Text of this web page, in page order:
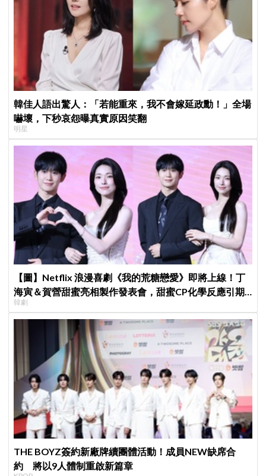
韓佳人語出驚人：「若能重來，我不會嫁延政勳！」全場
嚇壞，下秒哀怨曝真實原因笑翻
明星
【圖】Netflix 浪漫喜劇《我的荒糖戀愛》即將上線！丁
海寅＆賀營甜蜜亮相製作發表會，甜蜜CP化學反應引期
待
韓劇
THE BOYZ簽約新廠牌續團體活動！成員NEW缺席合
約 將以9人體制重啟新篇章